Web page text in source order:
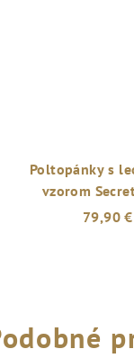
Poltopánky s
vzorom
79,90 €